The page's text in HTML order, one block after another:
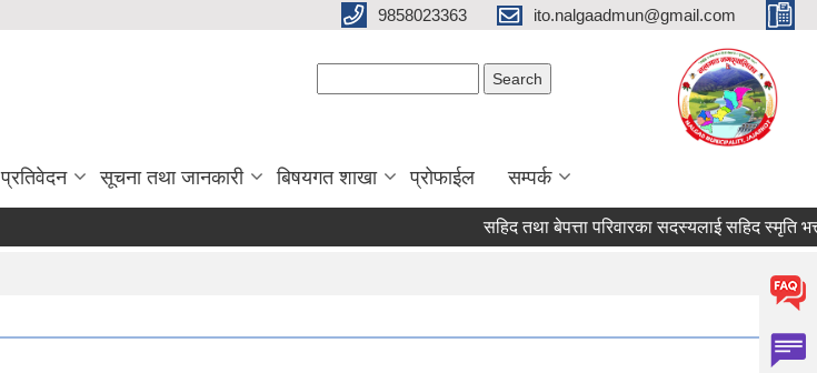
9858023363 ito.nalgaadmun@gmail.com
प्रतिवेदन सूचना तथा जानकारी बिषयगत शाखा प्रोफाईल सम्पर्क
सहिद तथा बेपत्ता परिवारका सदस्यलाई सहिद स्मृति भत्ता